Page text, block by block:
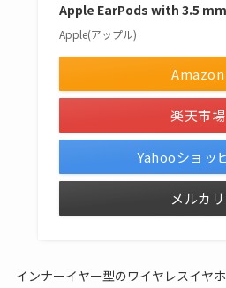
Apple EarPods with 3.5
Apple(アップル)
Amazon
楽天市場
Yahooショッ
メルカリ
インナーイヤー型のワイヤレスイヤ